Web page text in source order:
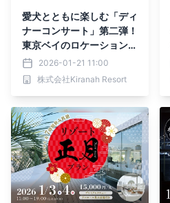
愛犬とともに楽しむ「ディ
ナーコンサート」第二弾！
東京ベイのロケーションを
満喫できるレストランCR
EAで開催｜2026年2月15
日（日）【キラナガーデン
2026-01-21 11:00
株式会社Kiranah Resort